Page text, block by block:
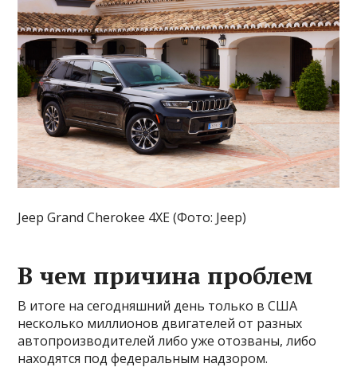
Jeep Grand Cherokee 4XE (Фото: Jeep)
В чем причина проблем
В итоге на сегодняшний день только в США
несколько миллионов двигателей от разных
автопроизводителей либо уже отозваны, либо
находятся под федеральным надзором.